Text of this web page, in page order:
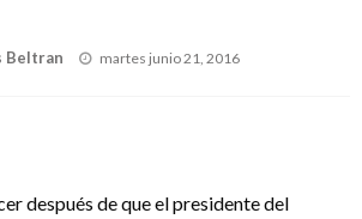
Beltran
Publicado
martes junio 21, 2016
después de que el presidente del